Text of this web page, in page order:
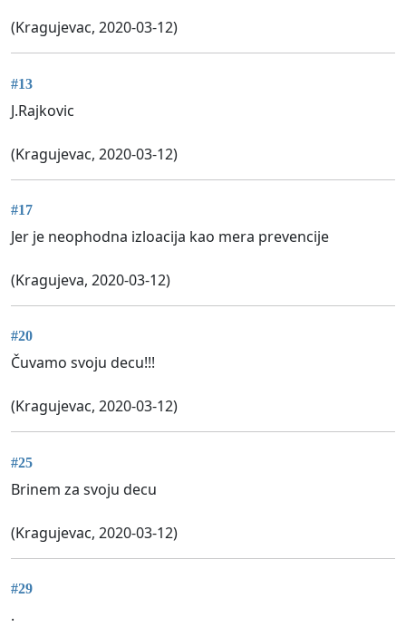
(Kragujevac, 2020-03-12)
#13
J.Rajkovic
(Kragujevac, 2020-03-12)
#17
Jer je neophodna izloacija kao mera prevencije
(Kragujeva, 2020-03-12)
#20
Čuvamo svoju decu!!!
(Kragujevac, 2020-03-12)
#25
Brinem za svoju decu
(Kragujevac, 2020-03-12)
#29
.